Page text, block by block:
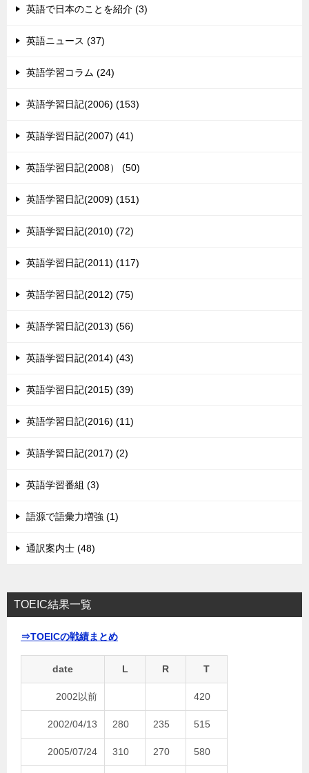
英語で日本のことを紹介 (3)
英語ニュース (37)
英語学習コラム (24)
英語学習日記(2006) (153)
英語学習日記(2007) (41)
英語学習日記(2008） (50)
英語学習日記(2009) (151)
英語学習日記(2010) (72)
英語学習日記(2011) (117)
英語学習日記(2012) (75)
英語学習日記(2013) (56)
英語学習日記(2014) (43)
英語学習日記(2015) (39)
英語学習日記(2016) (11)
英語学習日記(2017) (2)
英語学習番組 (3)
語源で語彙力増強 (1)
通訳案内士 (48)
TOEIC結果一覧
⇒TOEICの戦績まとめ
date L R T
2002以前 420
2002/04/13 280 235 515
2005/07/24 310 270 580